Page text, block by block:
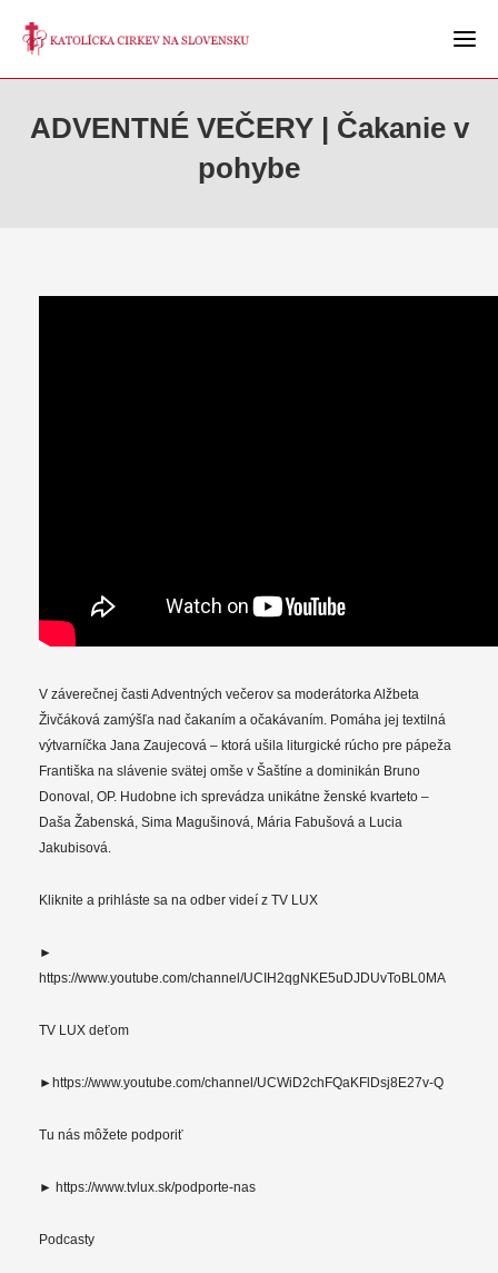
ADVENTNÉ VEČERY | Čakanie v
pohybe
V záverečnej časti Adventných večerov sa moderátorka Alžbeta
Živčáková zamýšľa nad čakaním a očakávaním. Pomáha jej textilná
výtvarníčka Jana Zaujecová – ktorá ušila liturgické rúcho pre pápeža
Františka na slávenie svätej omše v Šaštíne a dominikán Bruno
Donoval, OP. Hudobne ich sprevádza unikátne ženské kvarteto –
Daša Žabenská, Sima Magušinová, Mária Fabušová a Lucia
Jakubisová.
Kliknite a prihláste sa na odber videí z TV LUX
►
https://www.youtube.com/channel/UCIH2qgNKE5uDJDUvToBL0MA
TV LUX deťom
►https://www.youtube.com/channel/UCWiD2chFQaKFlDsj8E27v-Q
Tu nás môžete podporiť
► https://www.tvlux.sk/podporte-nas
Podcasty